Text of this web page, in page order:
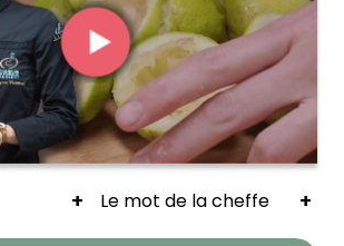
+ Le mot de la cheffe +